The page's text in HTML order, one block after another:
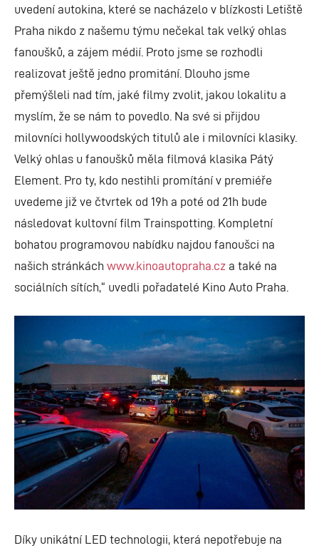
uvedení autokina, které se nacházelo v blízkosti Letiště
Praha nikdo z našemu týmu nečekal tak velký ohlas
fanoušků, a zájem médií. Proto jsme se rozhodli
realizovat ještě jedno promitání. Dlouho jsme
přemýšleli nad tím, jaké filmy zvolit, jakou lokalitu a
myslím, že se nám to povedlo. Na své si přijdou
milovníci hollywoodských titulů ale i milovníci klasiky.
Velký ohlas u fanoušků měla filmová klasika Pátý
Element. Pro ty, kdo nestihli promítání v premiéře
uvedeme již ve čtvrtek od 19h a poté od 21h bude
následovat kultovní film Trainspotting. Kompletní
bohatou programovou nabídku najdou fanoušci na
našich stránkách www.kinoautopraha.cza také na
sociálních sítích,“ uvedli pořadatelé Kino Auto Praha.
Díky unikátní LED technologii, která nepotřebuje na